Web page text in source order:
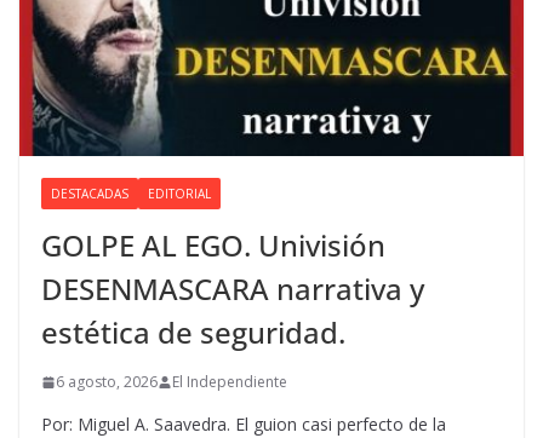
DESTACADAS EDITORIAL
GOLPE AL EGO. Univisión
DESENMASCARA narrativa y
estética de seguridad.
6 agosto, 2026 El Independiente
Por: Miguel A. Saavedra. El guion casi perfecto de la